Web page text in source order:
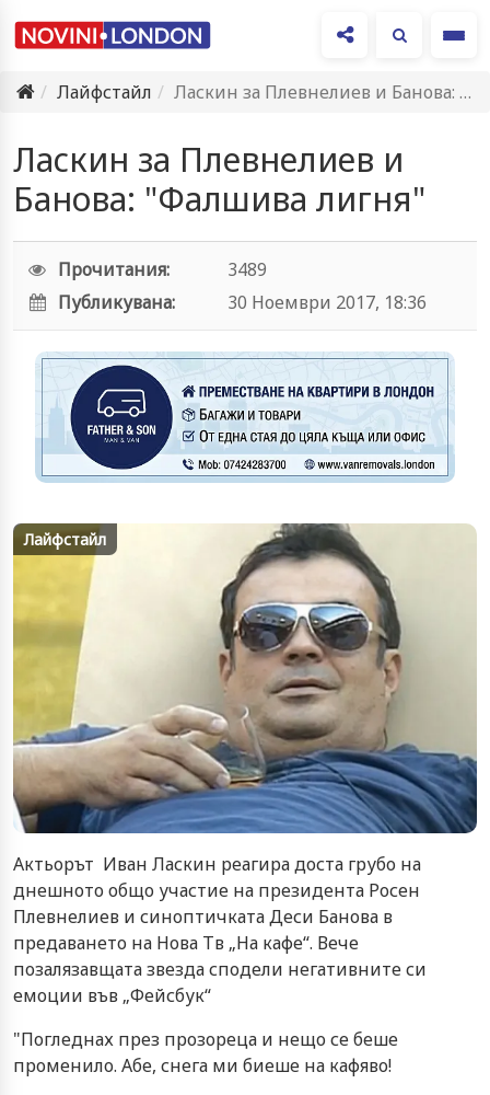
Лайфстайл
Ласкин за Плевнелиев и Банова: "Фалшива лигня"
Ласкин за Плевнелиев и
Банова: "Фалшива лигня"
Прочитания:
3489
Публикувана:
30 Ноември 2017, 18:36
Лайфстайл
Aктьорът Иван Ласкин реагира доста грубо на
днешното общо участие на президента Росен
Плевнелиев и синоптичката Деси Банова в
предаването на Нова Тв „На кафе“. Вече
позалязавщата звезда сподели негативните си
емоции във „Фейсбук“
"Погледнах през прозореца и нещо се беше
променило. Абе, снега ми биеше на кафяво!